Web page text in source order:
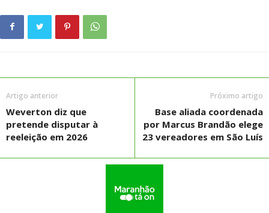
Artigo anterior
Weverton diz que
pretende disputar à
reeleição em 2026
Próximo artigo
Base aliada coordenada
por Marcus Brandão elege
23 vereadores em São Luís